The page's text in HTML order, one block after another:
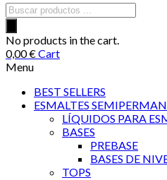
Búsqueda
de
productos
No products in the cart.
0,00€Cart
Menu
BEST SELLERS
ESMALTES
LÍQUIDOS PARA
BASES
PREBASE
BASES DE
TOPS